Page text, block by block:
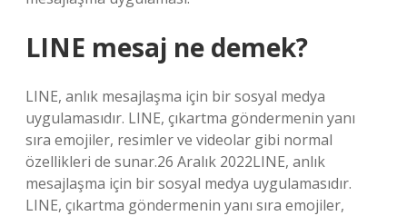
LINE mesaj ne demek?
LINE, anlık mesajlaşma için bir sosyal medya
uygulamasıdır. LINE, çıkartma göndermenin yanı
sıra emojiler, resimler ve videolar gibi normal
özellikleri de sunar.26 Aralık 2022LINE, anlık
mesajlaşma için bir sosyal medya uygulamasıdır.
LINE, çıkartma göndermenin yanı sıra emojiler,